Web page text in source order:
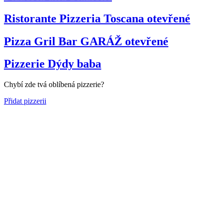
Ristorante Pizzeria Toscana otevřené
Pizza Gril Bar GARÁŽ otevřené
Pizzerie Dýdy baba
Chybí zde tvá oblíbená pizzerie?
Přidat pizzerii